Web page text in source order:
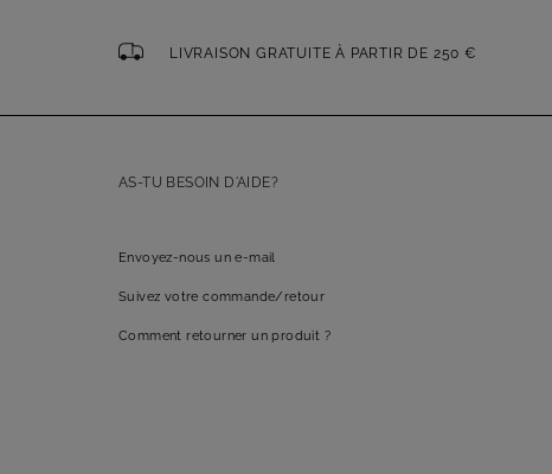
LIVRAISON GRATUITE À PARTIR DE 250 €
AS-TU BESOIN D'AIDE?
Envoyez-nous un e-mail
Suivez votre commande/retour
Comment retourner un produit ?